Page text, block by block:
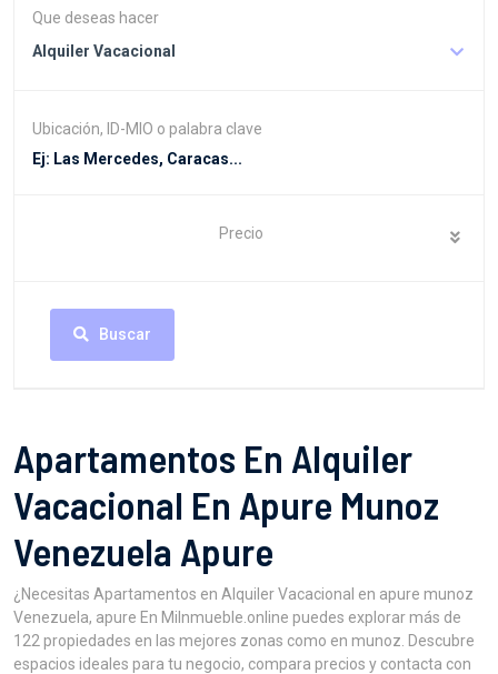
Que deseas hacer
Alquiler Vacacional
Ubicación, ID-MIO o palabra clave
Precio
Buscar
Apartamentos En Alquiler
Vacacional En Apure Munoz
Venezuela Apure
¿Necesitas Apartamentos en Alquiler Vacacional en apure munoz
Venezuela, apure En MiInmueble.online puedes explorar más de
122 propiedades en las mejores zonas como en munoz. Descubre
espacios ideales para tu negocio, compara precios y contacta con